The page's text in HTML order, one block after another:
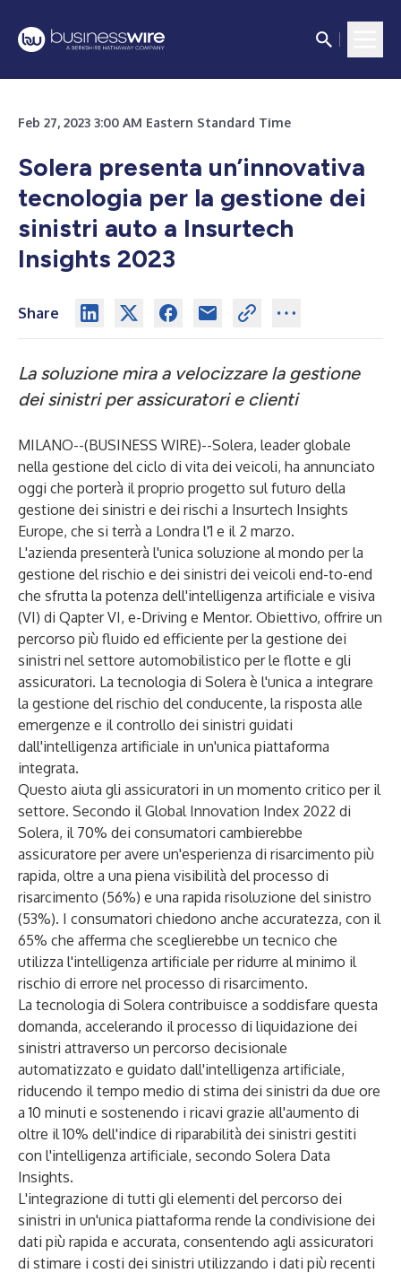
Feb 27, 2023 3:00 AM Eastern Standard Time
Solera presenta un’innovativa
tecnologia per la gestione dei
sinistri auto a Insurtech
Insights 2023
Share
La soluzione mira a velocizzare la gestione
dei sinistri per assicuratori e clienti
MILANO--(BUSINESS WIRE)--Solera, leader globale
nella gestione del ciclo di vita dei veicoli, ha annunciato
oggi che porterà il proprio progetto sul futuro della
gestione dei sinistri e dei rischi a Insurtech Insights
Europe, che si terrà a Londra l'1 e il 2 marzo.
L'azienda presenterà l'unica soluzione al mondo per la
gestione del rischio e dei sinistri dei veicoli end-to-end
che sfrutta la potenza dell'intelligenza artificiale e visiva
(VI) di Qapter VI, e-Driving e Mentor. Obiettivo, offrire un
percorso più fluido ed efficiente per la gestione dei
sinistri nel settore automobilistico per le flotte e gli
assicuratori. La tecnologia di Solera è l'unica a integrare
la gestione del rischio del conducente, la risposta alle
emergenze e il controllo dei sinistri guidati
dall'intelligenza artificiale in un'unica piattaforma
integrata.
Questo aiuta gli assicuratori in un momento critico per il
settore. Secondo il Global Innovation Index 2022 di
Solera, il 70% dei consumatori cambierebbe
assicuratore per avere un'esperienza di risarcimento più
rapida, oltre a una piena visibilità del processo di
risarcimento (56%) e una rapida risoluzione del sinistro
(53%). I consumatori chiedono anche accuratezza, con il
65% che afferma che sceglierebbe un tecnico che
utilizza l'intelligenza artificiale per ridurre al minimo il
rischio di errore nel processo di risarcimento.
La tecnologia di Solera contribuisce a soddisfare questa
domanda, accelerando il processo di liquidazione dei
sinistri attraverso un percorso decisionale
automatizzato e guidato dall'intelligenza artificiale,
riducendo il tempo medio di stima dei sinistri da due ore
a 10 minuti e sostenendo i ricavi grazie all'aumento di
oltre il 10% dell'indice di riparabilità dei sinistri gestiti
con l'intelligenza artificiale, secondo Solera Data
Insights.
L'integrazione di tutti gli elementi del percorso dei
sinistri in un'unica piattaforma rende la condivisione dei
dati più rapida e accurata, consentendo agli assicuratori
di stimare i costi dei sinistri utilizzando i dati più recenti